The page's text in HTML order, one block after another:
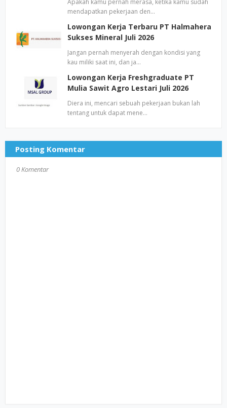
Apakah kamu pernah merasa, ketika kamu sudah
mendapatkan pekerjaan den…
Lowongan Kerja Terbaru PT Halmahera
Sukses Mineral Juli 2026
Jangan pernah menyerah dengan kondisi yang
kau miliki saat ini, dan ja…
Lowongan Kerja Freshgraduate PT
Mulia Sawit Agro Lestari Juli 2026
Diera ini, mencari sebuah pekerjaan bukan lah
tentang untuk dapat mene…
Posting Komentar
0 Komentar